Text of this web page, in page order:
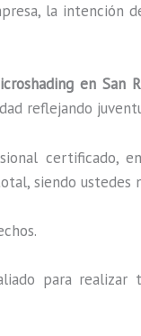
la intención
en San
reflejando
certificado,
siendo
para realizar